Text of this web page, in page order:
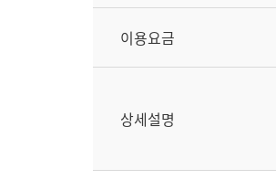
이용요금
상세설명